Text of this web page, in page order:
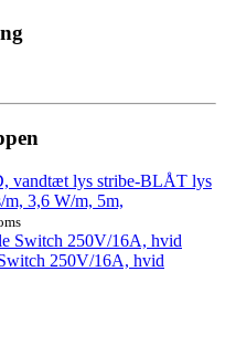
kr.
3,6 W/m, 5m,
250V/16A, hvid